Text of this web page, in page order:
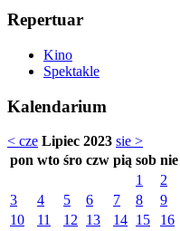
Repertuar
Kino
Spektakle
Kalendarium
< cze Lipiec 2023 sie >
pon wto śro czw pią sob nie
1
2
3
4 5 6 7 8
9
10
11 12 13 14 15
16